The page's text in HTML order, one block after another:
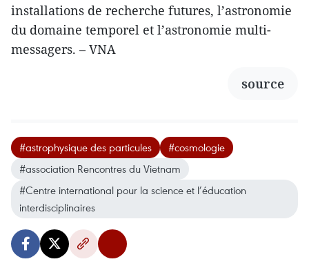
installations de recherche futures, l’astronomie
du domaine temporel et l’astronomie multi-
messagers. – VNA
source
#astrophysique des particules
#cosmologie
#association Rencontres du Vietnam
#Centre international pour la science et l’éducation
interdisciplinaires